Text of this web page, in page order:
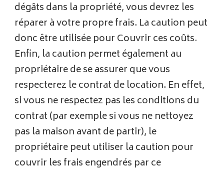
dégâts dans la propriété, vous devrez les
réparer à votre propre frais. La caution peut
donc être utilisée pour Couvrir ces coûts.
Enfin, la caution permet également au
propriétaire de se assurer que vous
respecterez le contrat de location. En effet,
si vous ne respectez pas les conditions du
contrat (par exemple si vous ne nettoyez
pas la maison avant de partir), le
propriétaire peut utiliser la caution pour
couvrir les frais engendrés par ce